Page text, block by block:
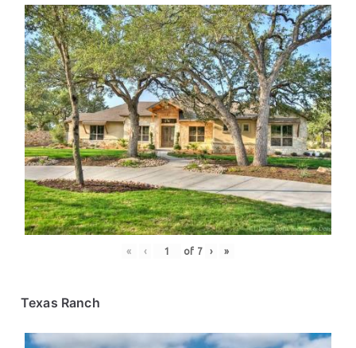
« ‹ of 7 › »
Texas Ranch